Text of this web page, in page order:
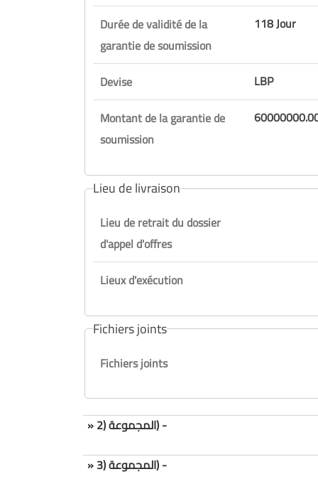
Durée de validité de la
garantie de soumission
118 Jour
Devise
LBP
Montant de la garantie de
soumission
Lieu de livraison
Lieu de retrait du dossier
d'appel d'offres
Lieux d'exécution
Fichiers joints
Fichiers joints
» المجموعة (2) -
» المجموعة (3) -